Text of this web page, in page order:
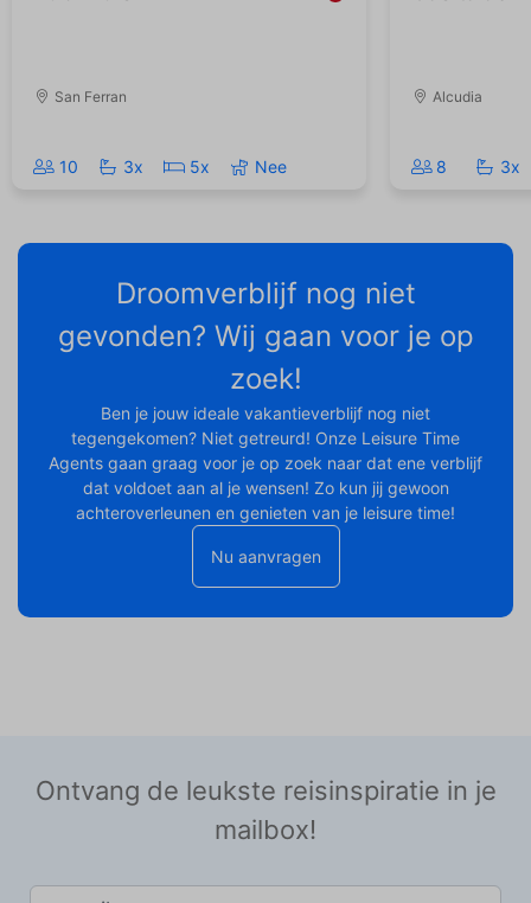
San Ferran
10 3x 5x Nee
Alcudia
8 3x
Droomverblijf nog niet
gevonden? Wij gaan voor je op
zoek!
Ben je jouw ideale vakantieverblijf nog niet
tegengekomen? Niet getreurd! Onze Leisure Time
Agents gaan graag voor je op zoek naar dat ene verblijf
dat voldoet aan al je wensen! Zo kun jij gewoon
achteroverleunen en genieten van je leisure time!
Nu aanvragen
Ontvang de leukste reisinspiratie in je
mailbox!